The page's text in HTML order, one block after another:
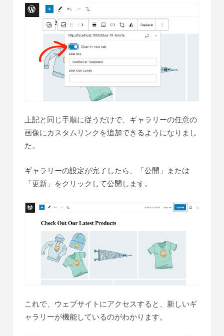
上記と同じ手順に従うだけで、ギャラリーの任意の
画像にカスタムリンクを追加できるようになりまし
た。
ギャラリーの設定が完了したら、「公開」または
「更新」をクリックして公開します。
これで、ウェブサイトにアクセスすると、新しいギ
ャラリーが機能しているのがわかります。